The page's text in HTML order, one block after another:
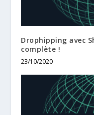
Drophipping avec
complète !
23/10/2020